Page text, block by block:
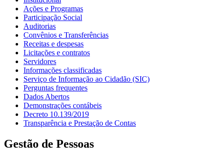
Ações e Programas
Participação Social
Auditorias
Convênios e Transferências
Receitas e despesas
Licitações e contratos
Servidores
Informações classificadas
Serviço de Informação ao Cidadão (SIC)
Perguntas frequentes
Dados Abertos
Demonstrações contábeis
Decreto 10.139/2019
Transparência e Prestação de Contas
Gestão de Pessoas